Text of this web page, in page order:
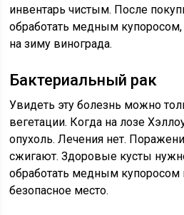
инвентарь чистым. После
обработать медным
на зиму винограда.
Бактериальный рак
Увидеть эту болезнь можно
вегетации. Когда на лозе
опухоль. Лечения нет.
сжигают. Здоровые кусты
обработать медным купоросом
безопасное место.